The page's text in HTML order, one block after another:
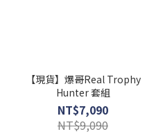
【現貨】爆哥Real Trophy
Hunter 套組
NT$7,090
NT$9,090